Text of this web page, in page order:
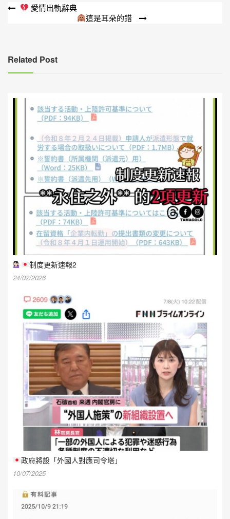
文
覽
愛情出軌辭典
這是耳朵的錯
Related Post
制度更新速報2
24/02/2026
政府將設「外國人對應司令塔」
10/07/2025